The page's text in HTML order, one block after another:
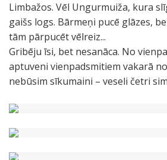
Limbažos. Vēl Ungurmuiža, kura
gaišs logs. Bārmeņi pucē glāzes,
tām pārpucēt vēlreiz...
Gribēju īsi, bet nesanāca. No
aptuveni vienpadsmitiem vakarā
nebūsim sīkumaini – veseli četri